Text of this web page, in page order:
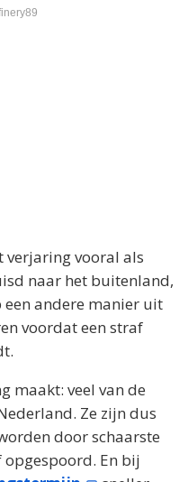
verjaring vooral als
naar het buitenland,
andere manier uit
voordat een straf
maakt: veel van de
Ze zijn dus
door schaarste
En bij